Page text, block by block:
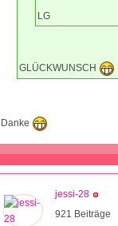
LG
GLÜCKWUNSCH
Danke
jessi-28
921 Beiträge